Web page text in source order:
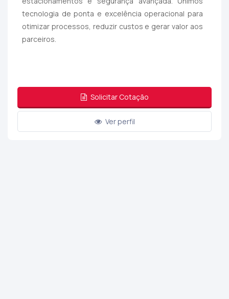
tecnologia de ponta e excelência operacional para
otimizar processos, reduzir custos e gerar valor aos
parceiros.
Solicitar Cotação
Ver perfil